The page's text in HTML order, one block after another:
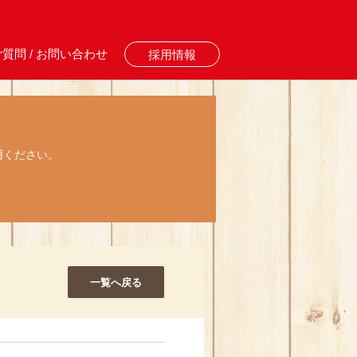
問 / お問い合わせ 採用情報
ださい。
一覧へ戻る